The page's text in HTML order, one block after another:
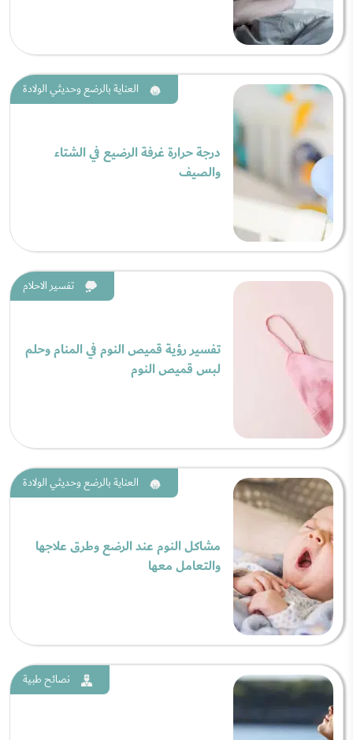
العناية بالرضع وحديثي الولادة
درجة حرارة غرفة الرضيع في الشتاء
والصيف
تفسير الاحلام
تفسير رؤية قميص النوم في المنام وحلم
لبس قميص النوم
العناية بالرضع وحديثي الولادة
مشاكل النوم عند الرضع وطرق علاجها
والتعامل معها
نصائح طبية